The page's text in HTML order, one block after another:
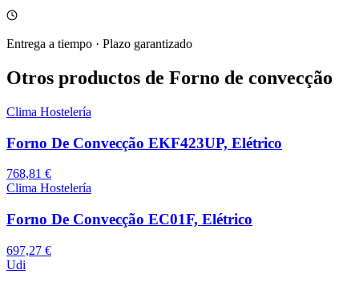
Entrega a tiempo · Plazo garantizado
Otros productos de Forno de convecção
Clima Hostelería
Forno De Convecção EKF423UP, Elétrico
768,81 €
Clima Hostelería
Forno De Convecção EC01F, Elétrico
697,27 €
Udi